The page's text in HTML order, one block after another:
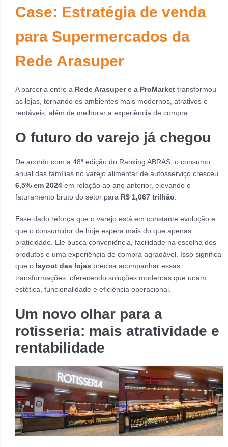
Case: Estratégia de venda
para Supermercados da
Rede Arasuper
A parceria entre a Rede Arasuper e a ProMarket transformou
as lojas, tornando os ambientes mais modernos, atrativos e
rentáveis, além de melhorar a experiência de compra.
O futuro do varejo já chegou
De acordo com a 48ª edição do Ranking ABRAS, o consumo
anual das famílias no varejo alimentar de autosserviço cresceu
6,5% em 2024 em relação ao ano anterior, elevando o
faturamento bruto do setor para R$ 1,067 trilhão
Esse dado reforça que o varejo está em constante evolução e
que o consumidor de hoje espera mais do que apenas
praticidade. Ele busca conveniência, facilidade na escolha dos
produtos e uma experiência de compra agradável. Isso significa
que o layout das lojas precisa acompanhar essas
transformações, oferecendo soluções modernas que unam
estética, funcionalidade e eficiência operacional.
Um novo olhar para a
rotisseria: mais atratividade e
rentabilidade